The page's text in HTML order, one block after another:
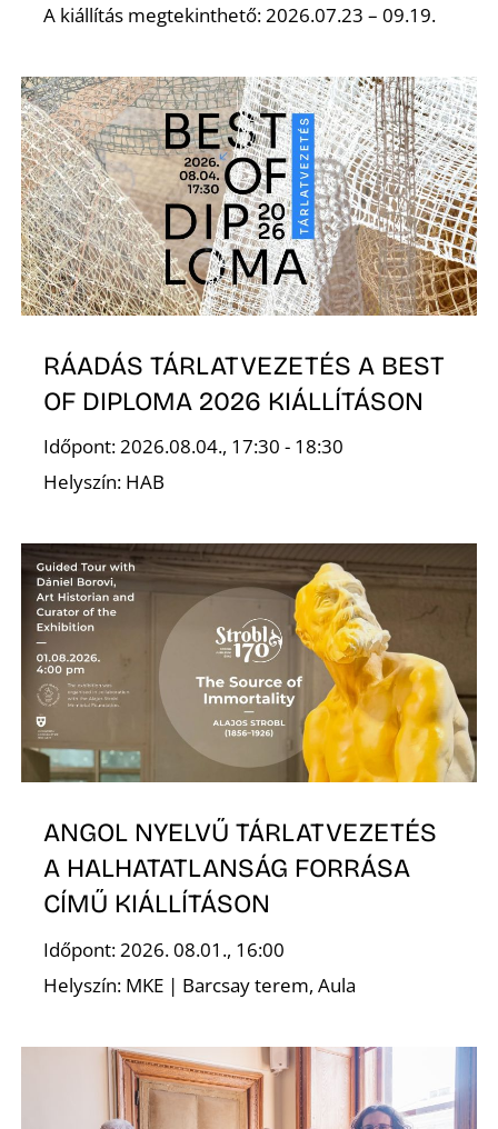
A kiállítás megtekinthető: 2026.07.23 – 09.19.
RÁADÁS TÁRLATVEZETÉS A BEST
OF DIPLOMA 2026 KIÁLLÍTÁSON
Időpont: 2026.08.04., 17:30 - 18:30
Helyszín: HAB
ANGOL NYELVŰ TÁRLATVEZETÉS
A HALHATATLANSÁG FORRÁSA
CÍMŰ KIÁLLÍTÁSON
Időpont: 2026. 08.01., 16:00
Helyszín: MKE | Barcsay terem, Aula